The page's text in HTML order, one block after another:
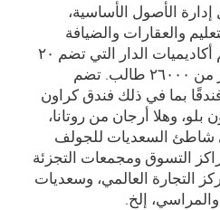
الأصول الأساسية،
والعقارات والضيافة
والترفيه. تضم الدار للتعليم أكاديميات الدار التي تضم ۲۰
مدرسة و ۳۰۰۰ معلم وأكثر من ۲٦۰۰۰ طالب. تضم
الدار العقارية ۱۱ فندقًا بما في ذلك فندق كراون
وهلا أرجان من روتانا،
شاطئ السعديات للجولف
التسوق ومجمعات التجزئة
التجارة العالمي، وسعديات
إلخ.